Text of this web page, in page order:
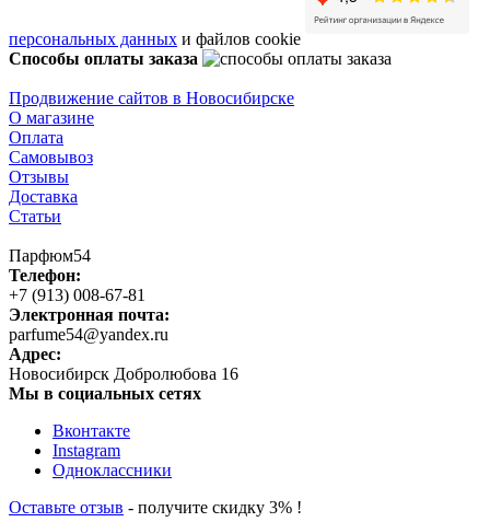
персональных данных и файлов cookie
Способы оплаты заказа
Продвижение сайтов в Новосибирске
О магазине
Оплата
Самовывоз
Отзывы
Доставка
Статьи
Парфюм54
Телефон:
+7 (913) 008-67-81
Электронная почта:
parfume54@yandex.ru
Адрес:
Новосибирск Добролюбова 16
Мы в социальных сетях
Вконтакте
Instagram
Одноклассники
Оставьте отзыв - получите скидку 3% !